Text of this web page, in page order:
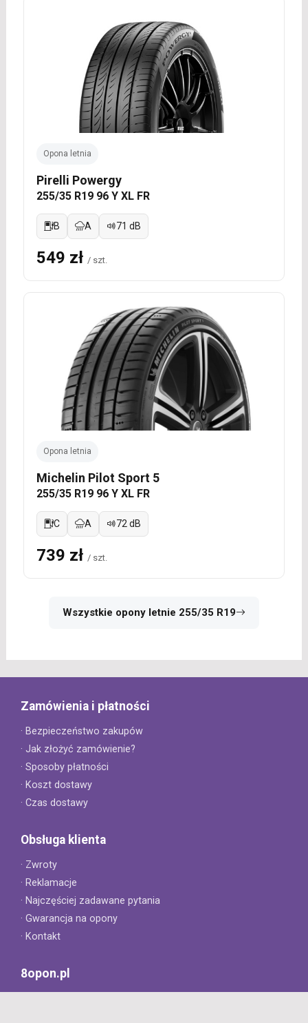
Opona letnia
Pirelli Powergy
255/35 R19 96 Y XL FR
B A 71 dB
549 zł / szt.
Opona letnia
Michelin Pilot Sport 5
255/35 R19 96 Y XL FR
C A 72 dB
739 zł / szt.
Wszystkie opony letnie 255/35 R19
Zamówienia i płatności
· Bezpieczeństwo zakupów
· Jak złożyć zamówienie?
· Sposoby płatności
· Koszt dostawy
· Czas dostawy
Obsługa klienta
· Zwroty
· Reklamacje
· Najczęściej zadawane pytania
· Gwarancja na opony
· Kontakt
8opon.pl